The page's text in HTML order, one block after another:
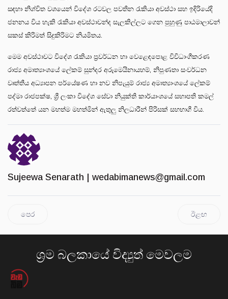
සඳහා නිශ්චිත වශයෙන් විදේශ රටවල පවතින රැකියා අවස්ථා සහ ඉදිරියේදි
ජනනය විය හැකි රැකියා අවස්ථාවන්ද සැලකිල්ලට ගෙන පුහුණු පාඨමාලාවන්
සකස් කිරිමත් සිදුකිරිමට නියමිතය.
මෙම අවස්ථාවට විදේශ රැකියා ප්‍රවර්ධන හා වෙළෙඳපොළ විවිධාංගීකරණ
රාජ්‍ය අමාත්‍යාංශයේ ලේකම් සුන්දර අරුමෙයිනායහම්, නිපුණතා සංවර්ධන
වෘත්තීය අධ්‍යාපන පර්යේෂණ හා නව නිපැයුම් රාජ්‍ය අමාත්‍යාංශයේ ලේකම්
පද්මා රාජපක්ෂ, ශ්‍රී ලංකා විදේශ සේවා නියුක්ති කාර්යාංශයේ සභාපති කමල්
රත්වත්තේ යන මහත්ම මහත්මින් ඇතුලු නිලධාරීන් පිරිසක් සහභාගී විය.
Sujeewa Senarath | wedabimanews@gmail.com
පෙර ඊළඟ
ශ්‍රම බලකායේ විද්‍යුත් මෙවලම